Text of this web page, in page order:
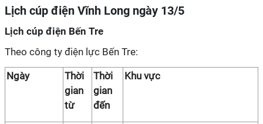
Lịch cúp điện Vĩnh Long ngày 13/5
Lịch cúp điện Bến Tre
Theo công ty điện lực Bến Tre:
Ngày
Thời
gian
từ
Thời
gian
đến
Khu vực